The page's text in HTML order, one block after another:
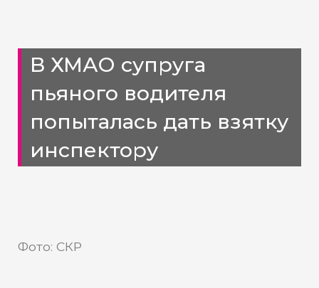
В ХМАО супруга
пьяного водителя
попыталась дать взятку
инспектору
Фото: СКР